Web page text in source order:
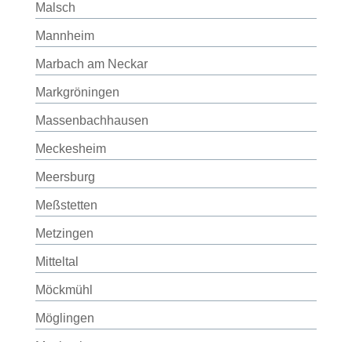
Malsch
Mannheim
Marbach am Neckar
Markgröningen
Massenbachhausen
Meckesheim
Meersburg
Meßstetten
Metzingen
Mitteltal
Möckmühl
Möglingen